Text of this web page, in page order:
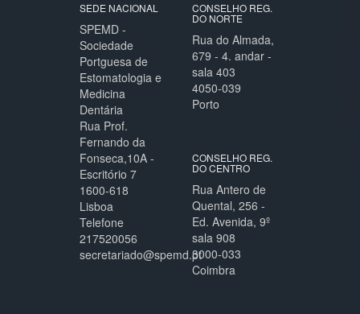
SEDE NACIONAL
SPEMD -
Sociedade
Portguesa de
Estomatologia e
Medicina
Dentária
Rua Prof.
Fernando da
Fonseca,10A -
Escritório 7
1600-618
Lisboa
Telefone
217520056
secretariado@spemd.pt
CONSELHO REG.
DO NORTE
Rua do Almada,
679 - 4. andar -
sala 403
4050-039
Porto
CONSELHO REG.
DO CENTRO
Rua Antero de
Quental, 256 -
Ed. Avenida, 9º
sala 908
3000-033
Coimbra